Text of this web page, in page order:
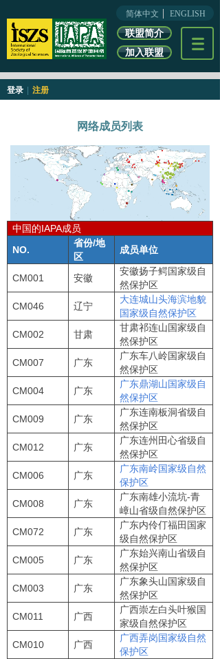
加入联盟
简体中文 ENGLISH
联盟简介
登录 注册
网络成员列表
中国的IAPA成员
NO.
省份/地
区
成员单位
CM001 安徽
安徽扬子鳄国家级自
然保护区
CM046
辽宁
大连城山头海滨地貌
国家级自然保护区
CM002
甘肃
甘肃祁连山国家级自
然保护区
CM007
广东
广东车八岭国家级自
然保护区
CM004
广东
广东鼎湖山国家级自
然保护区
CM009
广东
广东连南板洞省级自
然保护区
CM012
广东
广东连州田心省级自
然保护区
CM006
广东
广东南岭国家级自然
保护区
CM008
广东
广东南雄小流坑-青
嶂山省级自然保护区
CM072
广东
广东内伶仃福田国家
级自然保护区
CM005
广东
广东始兴南山省级自
然保护区
CM003
广东
广东象头山国家级自
然保护区
CM011
广西
广西崇左白头叶猴国
家级自然保护区
CM010
广西
广西弄岗国家级自然
保护区